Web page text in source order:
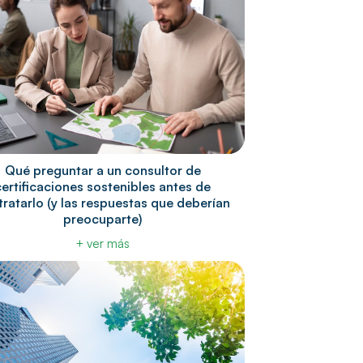
Qué preguntar a un consultor de
sostenibles antes de
(y las respuestas que deberían
preocuparte)
+ ver más